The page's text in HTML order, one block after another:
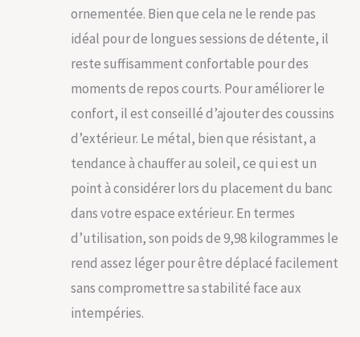
lavages. Facile à
installer pour une
minutes
ornementée. Bien que cela ne le rende pas
idéal pour de longues sessions de détente, il
reste suffisamment confortable pour des
moments de repos courts. Pour améliorer le
confort, il est conseillé d’ajouter des coussins
d’extérieur. Le métal, bien que résistant, a
tendance à chauffer au soleil, ce qui est un
point à considérer lors du placement du banc
dans votre espace extérieur. En termes
d’utilisation, son poids de 9,98 kilogrammes le
rend assez léger pour être déplacé facilement
sans compromettre sa stabilité face aux
intempéries.